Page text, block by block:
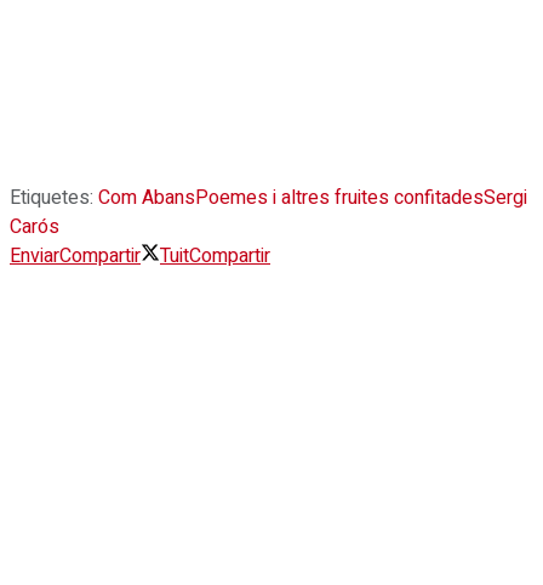
Etiquetes: Com AbansPoemes i altres fruites confitadesSergi
Carós
EnviarCompartir TuitCompartir